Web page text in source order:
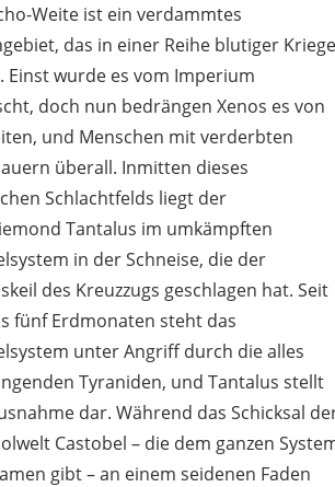
Weite ist ein verdammtes
das in einer Reihe blutiger Kriege
Einst wurde es vom Imperium
doch nun bedrängen Xenos es von
und Menschen mit verderbten
überall. Inmitten dieses
Schlachtfelds liegt der
Tantalus im umkämpften
in der Schneise, die der
des Kreuzzugs geschlagen hat. Seit
fünf Erdmonaten steht das
unter Angriff durch die alles
Tyraniden, und Tantalus stellt
dar. Während das Schicksal
Castobel – die dem ganzen
gibt – an einem seidenen Faden